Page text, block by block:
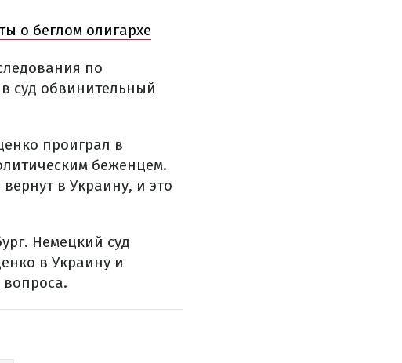
о беглом олигархе
по
суд обвинительный
проиграл в
беженцем.
в Украину, и это
Немецкий суд
в Украину и
вопроса.